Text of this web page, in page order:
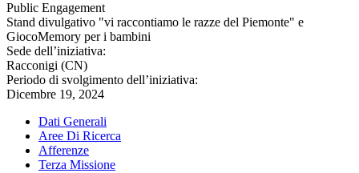
Public Engagement
Stand divulgativo "vi raccontiamo le razze del Piemonte" e
GiocoMemory per i bambini
Sede dell’iniziativa:
Racconigi (CN)
Periodo di svolgimento dell’iniziativa:
Dicembre 19, 2024
Dati Generali
Aree Di Ricerca
Afferenze
Terza Missione